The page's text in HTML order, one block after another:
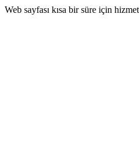
Web sayfası kısa bir süre için